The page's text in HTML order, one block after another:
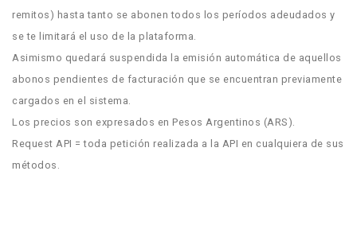
remitos) hasta tanto se abonen todos los períodos adeudados y
se te limitará el uso de la plataforma.
Asimismo quedará suspendida la emisión automática de aquellos
abonos pendientes de facturación que se encuentran previamente
cargados en el sistema.
Los precios son expresados en Pesos Argentinos (ARS).
Request API = toda petición realizada a la API en cualquiera de sus
métodos.